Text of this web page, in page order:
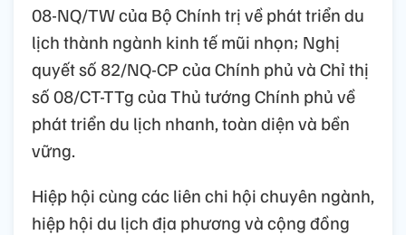
08-NQ/TW của Bộ Chính trị về phát triển du
lịch thành ngành kinh tế mũi nhọn; Nghị
quyết số 82/NQ-CP của Chính phủ và Chỉ thị
số 08/CT-TTg của Thủ tướng Chính phủ về
phát triển du lịch nhanh, toàn diện và bền
vững.
Hiệp hội cùng các liên chi hội chuyên ngành,
hiệp hội du lịch địa phương và cộng đồng